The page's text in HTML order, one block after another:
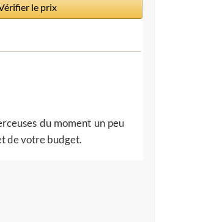
le prix
du moment un peu
de votre budget.